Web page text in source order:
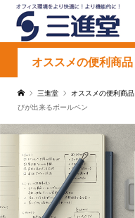
オススメの便利商品
三進堂 オススメの便利商品
びが出来るボールペン